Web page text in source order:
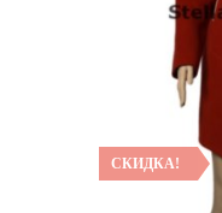
СКИДКА!